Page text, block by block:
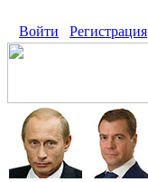
Войти Регистрация